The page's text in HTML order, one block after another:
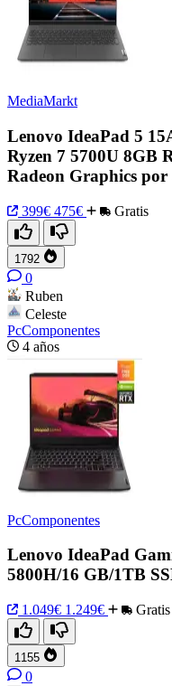
MediaMarkt
Lenovo IdeaPad 5
Ryzen 7 5700U 8GB
Radeon Graphics por
399€ 475€ Gratis
1792
0
Ruben
Celeste
PcComponentes
4 años
PcComponentes
Lenovo IdeaPad
5800H/16 GB/1TB
1.049€ 1.249€ Gratis
1155
0